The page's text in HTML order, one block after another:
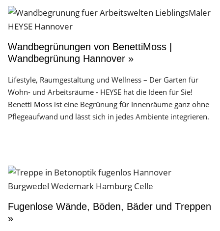
Wandbegrünungen von BenettiMoss |
Wandbegrünung Hannover »
Lifestyle, Raumgestaltung und Wellness – Der Garten für
Wohn- und Arbeitsräume - HEYSE hat die Ideen für Sie!
Benetti Moss ist eine Begrünung für Innenräume ganz ohne
Pflegeaufwand und lässt sich in jedes Ambiente integrieren.
Fugenlose Wände, Böden, Bäder und Treppen
»